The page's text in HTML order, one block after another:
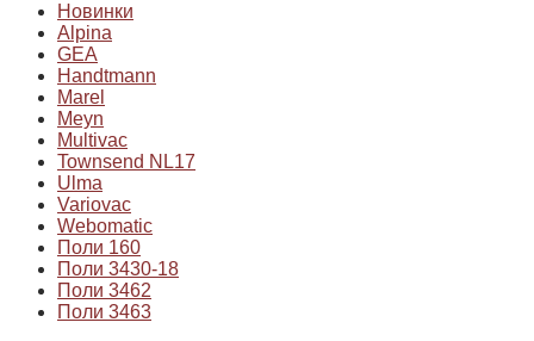
Новинки
Alpina
GEA
Handtmann
Marel
Meyn
Multivac
Townsend NL17
Ulma
Variovac
Webomatic
Поли 160
Поли 3430-18
Поли 3462
Поли 3463